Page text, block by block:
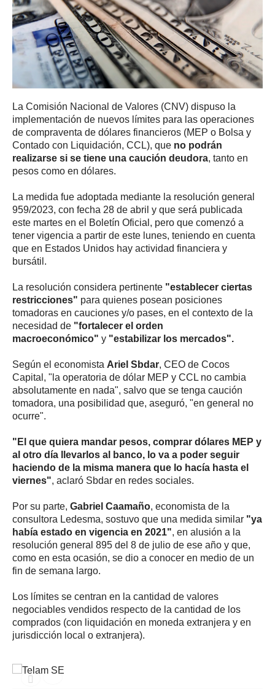
La Comisión Nacional de Valores (CNV) dispuso la
implementación de nuevos límites para las operaciones
de compraventa de dólares financieros (MEP o Bolsa y
Contado con Liquidación, CCL), que no podrán
realizarse si se tiene una caución deudora, tanto en
pesos como en dólares.
La medida fue adoptada mediante la resolución general
959/2023, con fecha 28 de abril y que será publicada
este martes en el Boletín Oficial, pero que comenzó a
tener vigencia a partir de este lunes, teniendo en cuenta
que en Estados Unidos hay actividad financiera y
bursátil.
La resolución considera pertinente "establecer ciertas
restricciones" para quienes posean posiciones
tomadoras en cauciones y/o pases, en el contexto de la
necesidad de "fortalecer el orden
macroeconómico" y "estabilizar los mercados".
Según el economista Ariel Sbdar, CEO de Cocos
Capital, "la operatoria de dólar MEP y CCL no cambia
absolutamente en nada", salvo que se tenga caución
tomadora, una posibilidad que, aseguró, "en general no
ocurre".
"El que quiera mandar pesos, comprar dólares MEP y
al otro día llevarlos al banco, lo va a poder seguir
haciendo de la misma manera que lo hacía hasta el
viernes", aclaró Sbdar en redes sociales.
Por su parte, Gabriel Caamaño, economista de la
consultora Ledesma, sostuvo que una medida similar "ya
había estado en vigencia en 2021", en alusión a la
resolución general 895 del 8 de julio de ese año y que,
como en esta ocasión, se dio a conocer en medio de un
fin de semana largo.
Los límites se centran en la cantidad de valores
negociables vendidos respecto de la cantidad de los
comprados (con liquidación en moneda extranjera y en
jurisdicción local o extranjera).